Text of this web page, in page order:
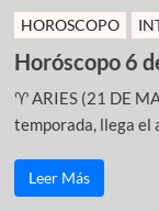
HOROSCOPO
Horóscopo 6
♈ ARIES (21 DE
temporada, llega el
Leer Más